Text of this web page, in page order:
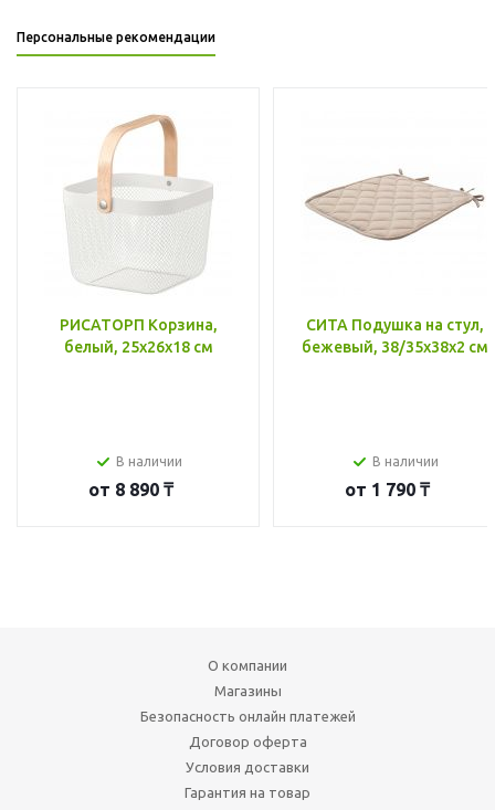
Персональные рекомендации
РИСАТОРП Корзина,
белый, 25x26x18 см
В наличии
от 8 890 ₸
СИТА Подушка на стул,
бежевый, 38/35x38x2 см
В наличии
от 1 790 ₸
О компании
Магазины
Безопасность онлайн платежей
Договор оферта
Условия доставки
Гарантия на товар